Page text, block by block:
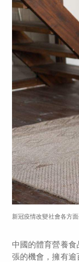
新冠疫情改變社會各方
中國的體育營養
張的機會，擁有